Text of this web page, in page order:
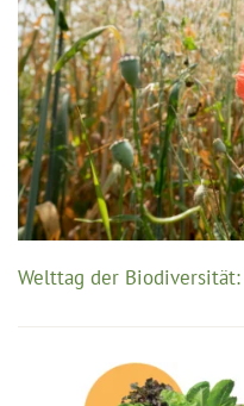
Welttag der